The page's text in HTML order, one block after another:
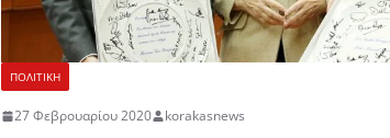
ΠΟΛΙΤΙΚΗ
27 Φεβρουαρίου 2020 korakasnews